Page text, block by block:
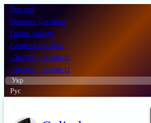
Про нас
Оплата і Доставка
Графік роботи
Гарантія та сервіс
+38 (095) 513-00-11
+38 (093) 513-00-11
Укр
Рус